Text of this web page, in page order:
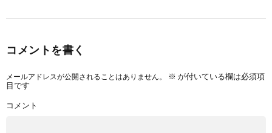
コメントを書く
メールアドレスが公開されることはありません。 ※ が付いている欄は必須項
目です
コメント